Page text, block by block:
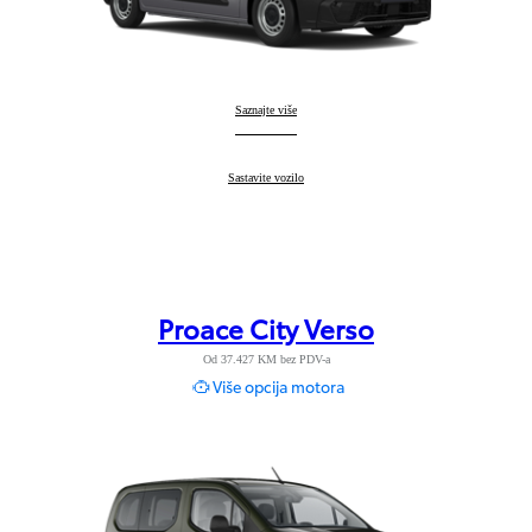
Proace City:
Saznajte više
Proace City:
Sastavite vozilo
Proace City Verso
Od 37.427 KM bez PDV-a
Više opcija motora